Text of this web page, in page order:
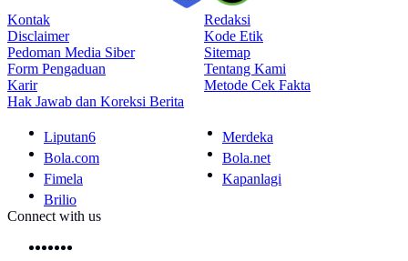
Kontak
Redaksi
Disclaimer
Kode Etik
Pedoman Media Siber
Sitemap
Form Pengaduan
Tentang Kami
Karir
Metode Cek Fakta
Hak Jawab dan Koreksi Berita
Liputan6
Merdeka
Bola.com
Bola.net
Fimela
Kapanlagi
Brilio
Connect with us